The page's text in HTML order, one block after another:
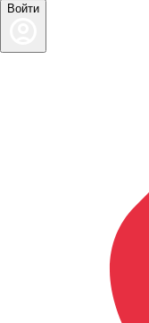
Войти